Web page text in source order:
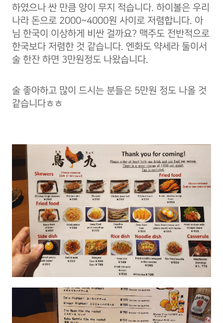
하였으나 싼 만큼 양이 무지 적습니다. 하이볼은 우리
나라 돈으로 2000~4000원 사이로 저렴합니다. 아
님 한국이 이상하게 비싼 걸까요? 맥주도 전반적으로
한국보다 저렴한 것 같습니다. 엔화도 약세라 둘이서
술 한잔 하면 3만원정도 나왔습니다.
술 좋아하고 많이 드시는 분들은 5만원 정도 나올 것
같습니다ㅎㅎ